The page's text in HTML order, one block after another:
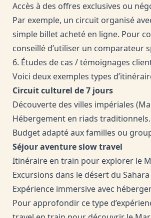
Accès à des offres exclusives ou
Par exemple, un circuit organisé
simple billet acheté en ligne. Pour
conseillé d’utiliser un comparateur
6. Études de cas / témoignages
Voici deux exemples types
Circuit culturel de 7 jours
Découverte des villes impériales
Hébergement en riads traditionnels.
Budget adapté aux familles ou
Séjour aventure slow travel
Itinéraire en train pour explorer le
Excursions dans le désert du
Expérience immersive avec
Pour approfondir ce type